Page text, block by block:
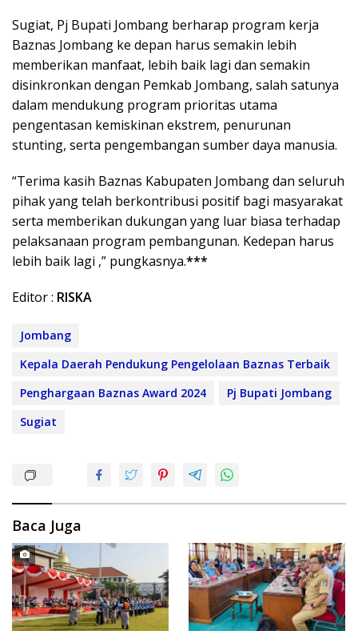
Sugiat, Pj Bupati Jombang berharap program kerja
Baznas Jombang ke depan harus semakin lebih
memberikan manfaat, lebih baik lagi dan semakin
disinkronkan dengan Pemkab Jombang, salah satunya
dalam mendukung program prioritas utama
pengentasan kemiskinan ekstrem, penurunan
stunting, serta pengembangan sumber daya manusia.
“Terima kasih Baznas Kabupaten Jombang dan seluruh
pihak yang telah berkontribusi positif bagi masyarakat
serta memberikan dukungan yang luar biasa terhadap
pelaksanaan program pembangunan. Kedepan harus
lebih baik lagi ,” pungkasnya.***
Editor : RISKA
Jombang
Kepala Daerah Pendukung Pengelolaan Baznas Terbaik
Penghargaan Baznas Award 2024
Pj Bupati Jombang
Sugiat
Baca Juga